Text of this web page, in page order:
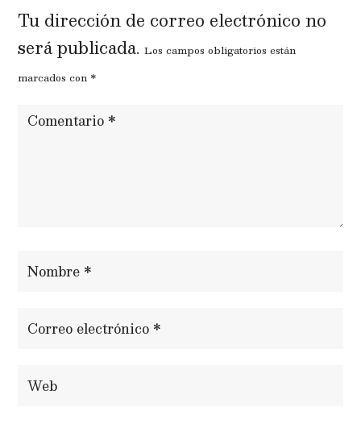
Tu dirección de correo electrónico no
será publicada. Los campos obligatorios están
marcados con *